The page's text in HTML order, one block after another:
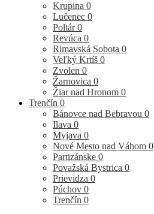
Krupina 0
Lučenec 0
Poltár0
Revúca 0
Rimavská Sobota 0
Veľký Krtíš 0
Zvolen 0
Žarnovica 0
Žiar nad Hronom 0
Trenčín 0
Bánovce nad Bebravou 0
Ilava 0
Myjava 0
Nové Mesto nad Váhom 0
Partizánske 0
Považská Bystrica 0
Prievidza 0
Púchov 0
Trenčín 0